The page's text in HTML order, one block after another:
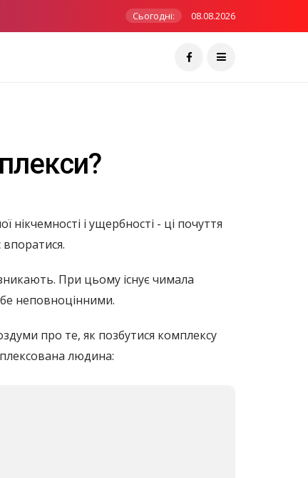
Сьогодні: 08.08.2026
і ущербності - ці почуття
При цьому існує чимала
неповноцінними.
про те, як позбутися комплексу
людина: